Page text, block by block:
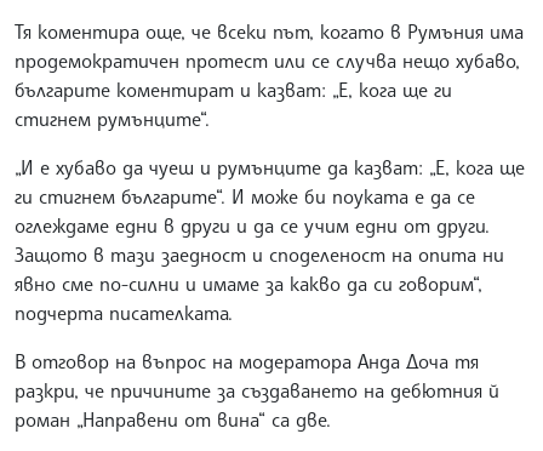
Тя коментира още, че всеки път, когато в Румъния има
продемократичен протест или се случва нещо хубаво,
българите коментират и казват: „Е, кога ще ги
стигнем румънците“.
„И е хубаво да чуеш и румънците да казват: „Е, кога ще
ги стигнем българите“. И може би поуката е да се
оглеждаме едни в други и да се учим едни от други.
Защото в тази заедност и споделеност на опита ни
явно сме по-силни и имаме за какво да си говорим“,
подчерта писателката.
В отговор на въпрос на модератора Анда Доча тя
разкри, че причините за създаването на дебютния й
роман „Направени от вина“ са две.